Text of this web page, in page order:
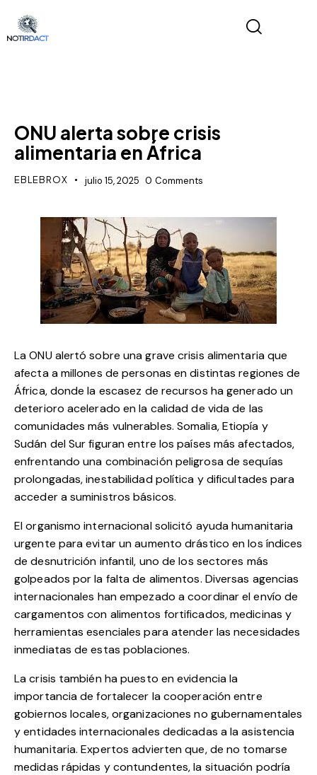
ONU alerta sobre crisis
alimentaria en África
EBLEBROX julio 15, 2025 0 Comments
La ONU alertó sobre una grave crisis alimentaria que
afecta a millones de personas en distintas regiones de
África, donde la escasez de recursos ha generado un
deterioro acelerado en la calidad de vida de las
comunidades más vulnerables. Somalia, Etiopía y
Sudán del Sur figuran entre los países más afectados,
enfrentando una combinación peligrosa de sequías
prolongadas, inestabilidad política y dificultades para
acceder a suministros básicos.
El organismo internacional solicitó ayuda humanitaria
urgente para evitar un aumento drástico en los índices
de desnutrición infantil, uno de los sectores más
golpeados por la falta de alimentos. Diversas agencias
internacionales han empezado a coordinar el envío de
cargamentos con alimentos fortificados, medicinas y
herramientas esenciales para atender las necesidades
inmediatas de estas poblaciones.
La crisis también ha puesto en evidencia la
importancia de fortalecer la cooperación entre
gobiernos locales, organizaciones no gubernamentales
y entidades internacionales dedicadas a la asistencia
humanitaria. Expertos advierten que, de no tomarse
medidas rápidas y contundentes, la situación podría